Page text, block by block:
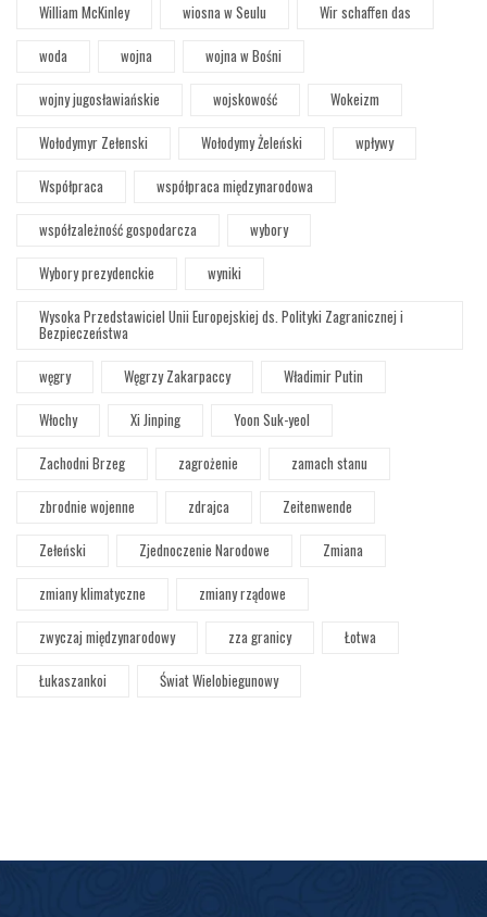
William McKinley
wiosna w Seulu
Wir schaffen das
woda
wojna
wojna w Bośni
wojny jugosławiańskie
wojskowość
Wokeizm
Wołodymyr Zełenski
Wołodymy Żeleński
wpływy
Współpraca
współpraca międzynarodowa
współzależność gospodarcza
wybory
Wybory prezydenckie
wyniki
Wysoka Przedstawiciel Unii Europejskiej ds. Polityki Zagranicznej i
Bezpieczeństwa
węgry
Węgrzy Zakarpaccy
Władimir Putin
Włochy
Xi Jinping
Yoon Suk-yeol
Zachodni Brzeg
zagrożenie
zamach stanu
zbrodnie wojenne
zdrajca
Zeitenwende
Zełeński
Zjednoczenie Narodowe
Zmiana
zmiany klimatyczne
zmiany rządowe
zwyczaj międzynarodowy
zza granicy
Łotwa
Łukaszankoi
Świat Wielobiegunowy